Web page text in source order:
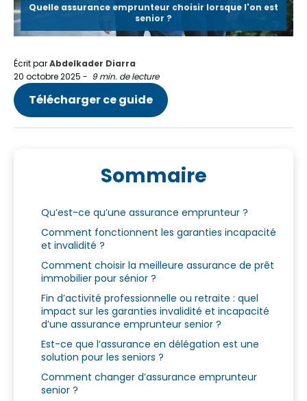
Quelle assurance emprunteur choisir lorsque l'on est
senior ?
Écrit parAbdelkader Diarra
20 octobre 2025 - 9 min. de lecture
Télécharger ce guide
Sommaire
Qu’est-ce qu’une assurance emprunteur ?
Comment fonctionnent les garanties incapacité
et invalidité ?
Comment choisir la meilleure assurance de prêt
immobilier pour sénior ?
Fin d’activité professionnelle ou retraite : quel
impact sur les garanties invalidité et incapacité
d’une assurance emprunteur senior ?
Est-ce que l’assurance en délégation est une
solution pour les seniors ?
Comment changer d’assurance emprunteur
senior ?